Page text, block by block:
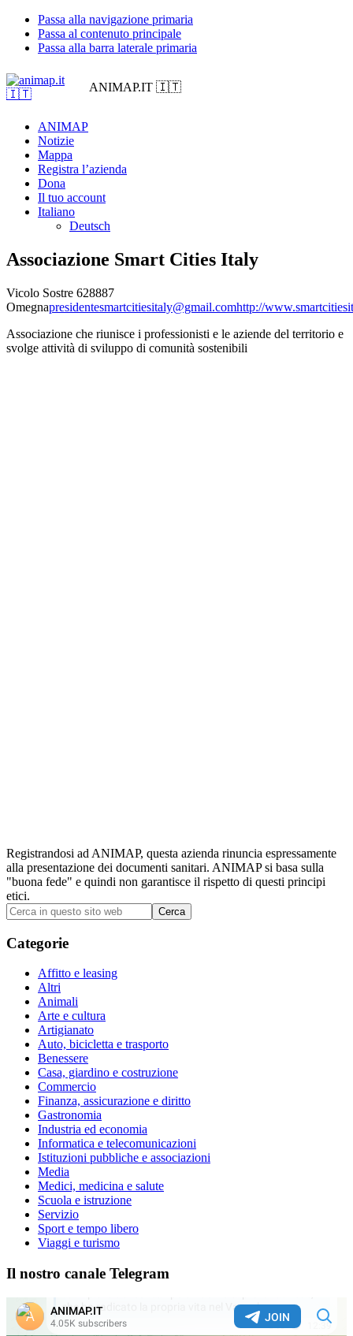
Passa alla navigazione primaria
Passa al contenuto principale
Passa alla barra laterale primaria
ANIMAP.IT 🇮🇹
ANIMAP
Notizie
Mappa
Registra l’azienda
Dona
Il tuo account
Italiano
Deutsch
Associazione Smart Cities Italy
Vicolo Sostre 628887
Omegnapresidentesmartcitiesitaly@gmail.comhttp://
Associazione che riunisce i professionisti e le aziende del territorio e
svolge attività di sviluppo di comunità sostenibili
Registrandosi ad ANIMAP, questa azienda rinuncia espressamente
alla presentazione dei documenti sanitari. ANIMAP si basa sulla
"buona fede" e quindi non garantisce il rispetto di questi principi
etici.
Barra
laterale
primaria
Cerca
in
questo
sito
Categorie
Affitto e leasing
Altri
Animali
Arte e cultura
Artigianato
Auto, bicicletta e trasporto
Benessere
Casa, giardino e costruzione
Commercio
Finanza, assicurazione e diritto
Gastronomia
Industria ed economia
Informatica e telecomunicazioni
Istituzioni pubbliche e associazioni
Media
Medici, medicina e salute
Scuola e istruzione
Servizio
Sport e tempo libero
Viaggi e turismo
Il nostro canale Telegram